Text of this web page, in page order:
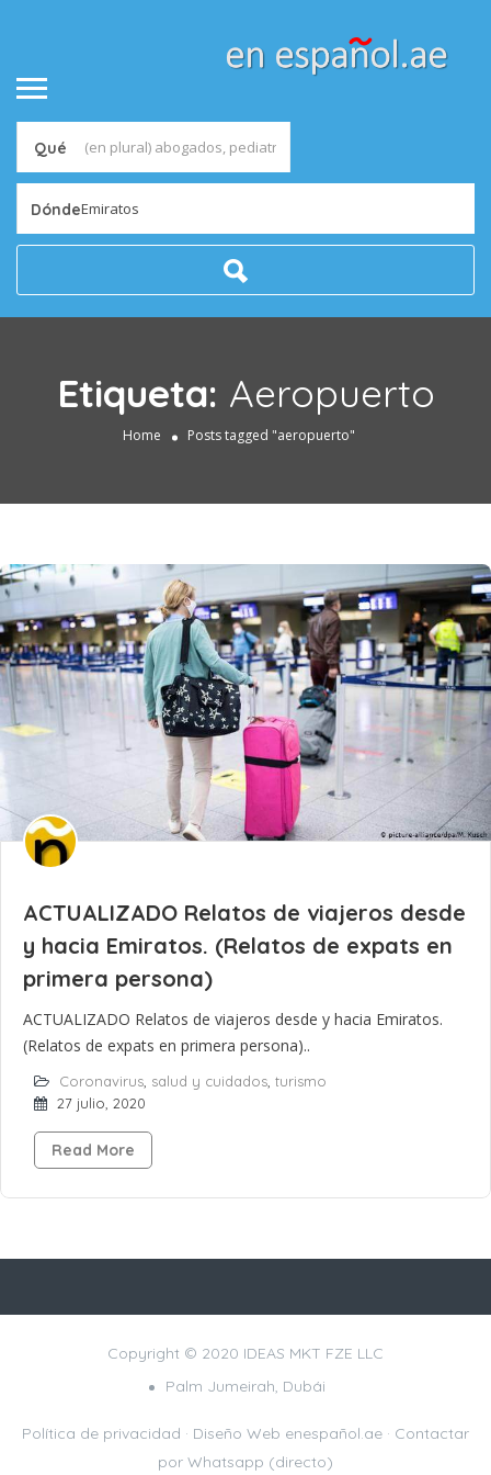
Qué
DóndeEmiratos
Etiqueta: Aeropuerto
Home Posts tagged "aeropuerto"
ACTUALIZADO Relatos de viajeros desde
y hacia Emiratos. (Relatos de expats en
primera persona)
ACTUALIZADO Relatos de viajeros desde y hacia Emiratos.
(Relatos de expats en primera persona)..
Coronavirus, salud y cuidados, turismo
27 julio, 2020
Read More
Copyright © 2020 IDEAS MKT FZE LLC
Palm Jumeirah, Dubái
Política de privacidad · Diseño Web enespañol.ae · Contactar
por Whatsapp (directo)